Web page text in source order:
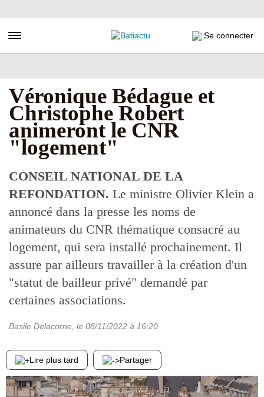
au
principal
Toggle navigation Se connecter
Véronique Bédague et
Christophe Robert
animeront le CNR
"logement"
CONSEIL NATIONAL DE LA
REFONDATION. Le ministre Olivier Klein a
annoncé dans la presse les noms de
animateurs du CNR thématique consacré au
logement, qui sera installé prochainement. Il
assure par ailleurs travailler à la création d'un
"statut de bailleur privé" demandé par
certaines associations.
Basile Delacorne , le 08/11/2022 à 16:20
Lire plus tard Partager